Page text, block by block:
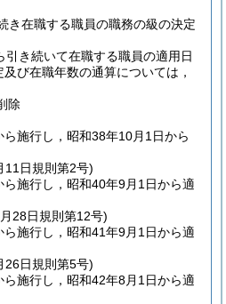
き在職する職員の職務の級の決定
引き続いて在職する職員の適用日
び在職年数の通算については，
除
施行し，昭和38年10月1日から
11日規則第2号)
ら施行し，昭和40年9月1日から適
28日規則第12号)
ら施行し，昭和41年9月1日から適
26日規則第5号)
ら施行し，昭和42年8月1日から適